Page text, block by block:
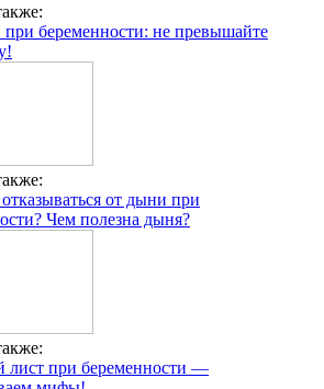
при беременности: не превышайте
от дыни при
Чем полезна дыня?
лист при беременности —